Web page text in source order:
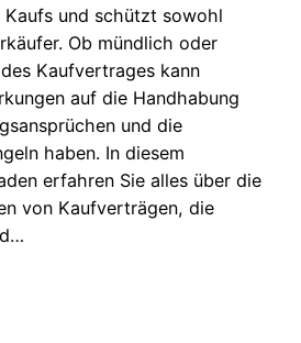
Kaufs und schützt sowohl
Ob mündlich oder
Kaufvertrages kann
auf die Handhabung
und die
haben. In diesem
erfahren Sie alles über die
von Kaufverträgen, die